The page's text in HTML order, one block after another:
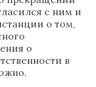
с ним и
о том,
о
в